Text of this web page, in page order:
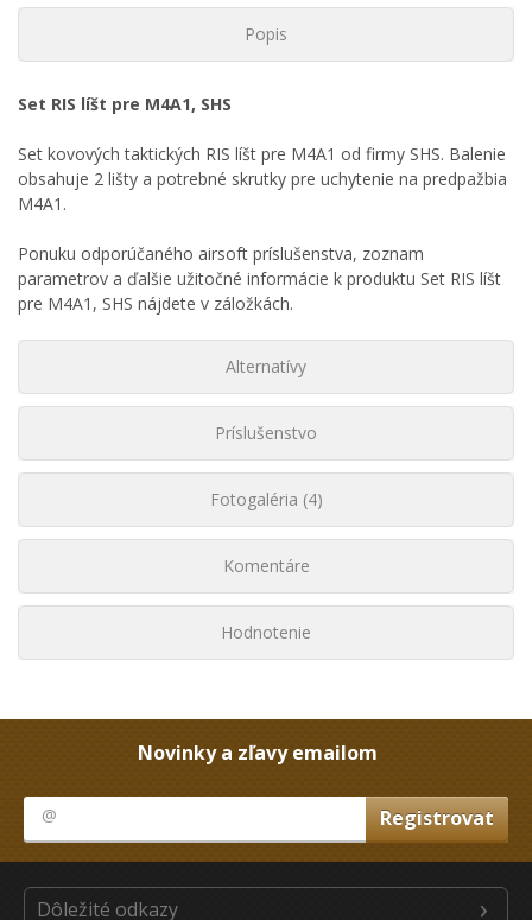
Popis
Set RIS líšt pre M4A1, SHS
Set kovových taktických RIS líšt pre M4A1 od firmy SHS. Balenie
obsahuje 2 lišty a potrebné skrutky pre uchytenie na predpažbia
M4A1.
Ponuku odporúčaného airsoft príslušenstva, zoznam
parametrov a ďalšie užitočné informácie k produktu Set RIS líšt
pre M4A1, SHS nájdete v záložkách.
Alternatívy
Príslušenstvo
Fotogaléria (4)
Komentáre
Hodnotenie
Novinky a zľavy emailom
Dôležité odkazy